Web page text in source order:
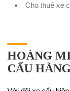
Cho thuê xe
HOÀNG
CẨU